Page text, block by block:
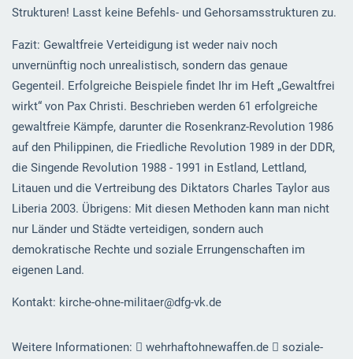
Strukturen! Lasst keine Befehls- und Gehorsamsstrukturen zu.
Fazit: Gewaltfreie Verteidigung ist weder naiv noch
unvernünftig noch unrealistisch, sondern das genaue
Gegenteil. Erfolgreiche Beispiele findet Ihr im Heft „Gewaltfrei
wirkt“ von Pax Christi. Beschrieben werden 61 erfolgreiche
gewaltfreie Kämpfe, darunter die Rosenkranz-Revolution 1986
auf den Philippinen, die Friedliche Revolution 1989 in der DDR,
die Singende Revolution 1988 - 1991 in Estland, Lettland,
Litauen und die Vertreibung des Diktators Charles Taylor aus
Liberia 2003. Übrigens: Mit diesen Methoden kann man nicht
nur Länder und Städte verteidigen, sondern auch
demokratische Rechte und soziale Errungenschaften im
eigenen Land.
Kontakt: kirche-ohne-militaer@dfg-vk.de
Weitere Informationen:  wehrhaftohnewaffen.de  soziale-